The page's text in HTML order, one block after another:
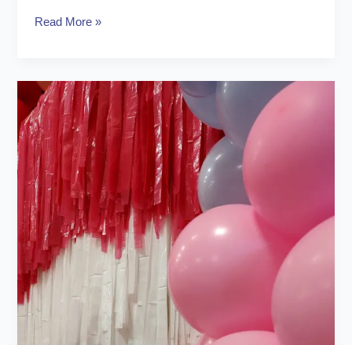
Read More »
Trucos
para
decorar
mesas
temáticas
infantiles
más
rápido